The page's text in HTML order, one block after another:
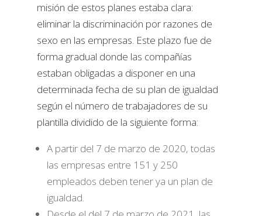
misión de estos planes estaba clara:
eliminar la discriminación por razones de
sexo en las empresas. Este plazo fue de
forma gradual donde las compañías
estaban obligadas a disponer en una
determinada fecha de su plan de igualdad
según el número de trabajadores de su
plantilla dividido de la siguiente forma:
A partir del 7 de marzo de 2020, todas
las empresas entre 151 y 250
empleados deben tener ya un plan de
igualdad.